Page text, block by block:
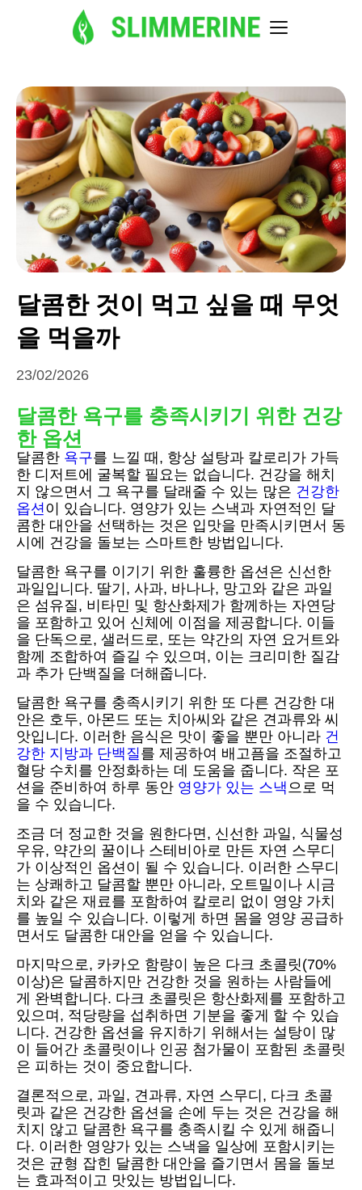
달콤한 것이 먹고 싶을 때 무엇
을 먹을까
23/02/2026
달콤한 욕구를 충족시키기 위한 건강
한 옵션
달콤한 욕구를 느낄 때, 항상 설탕과 칼로리가 가득
한 디저트에 굴복할 필요는 없습니다. 건강을 해치
지 않으면서 그 욕구를 달래줄 수 있는 많은 건강한
옵션이 있습니다. 영양가 있는 스낵과 자연적인 달
콤한 대안을 선택하는 것은 입맛을 만족시키면서 동
시에 건강을 돌보는 스마트한 방법입니다.
달콤한 욕구를 이기기 위한 훌륭한 옵션은 신선한
과일입니다. 딸기, 사과, 바나나, 망고와 같은 과일
은 섬유질, 비타민 및 항산화제가 함께하는 자연당
을 포함하고 있어 신체에 이점을 제공합니다. 이들
을 단독으로, 샐러드로, 또는 약간의 자연 요거트와
함께 조합하여 즐길 수 있으며, 이는 크리미한 질감
과 추가 단백질을 더해줍니다.
달콤한 욕구를 충족시키기 위한 또 다른 건강한 대
안은 호두, 아몬드 또는 치아씨와 같은 견과류와 씨
앗입니다. 이러한 음식은 맛이 좋을 뿐만 아니라 건
강한 지방과 단백질를 제공하여 배고픔을 조절하고
혈당 수치를 안정화하는 데 도움을 줍니다. 작은 포
션을 준비하여 하루 동안 영양가 있는 스낵으로 먹
을 수 있습니다.
조금 더 정교한 것을 원한다면, 신선한 과일, 식물성
우유, 약간의 꿀이나 스테비아로 만든 자연 스무디
가 이상적인 옵션이 될 수 있습니다. 이러한 스무디
는 상쾌하고 달콤할 뿐만 아니라, 오트밀이나 시금
치와 같은 재료를 포함하여 칼로리 없이 영양 가치
를 높일 수 있습니다. 이렇게 하면 몸을 영양 공급하
면서도 달콤한 대안을 얻을 수 있습니다.
마지막으로, 카카오 함량이 높은 다크 초콜릿(70%
이상)은 달콤하지만 건강한 것을 원하는 사람들에
게 완벽합니다. 다크 초콜릿은 항산화제를 포함하고
있으며, 적당량을 섭취하면 기분을 좋게 할 수 있습
니다. 건강한 옵션을 유지하기 위해서는 설탕이 많
이 들어간 초콜릿이나 인공 첨가물이 포함된 초콜릿
은 피하는 것이 중요합니다.
결론적으로, 과일, 견과류, 자연 스무디, 다크 초콜
릿과 같은 건강한 옵션을 손에 두는 것은 건강을 해
치지 않고 달콤한 욕구를 충족시킬 수 있게 해줍니
다. 이러한 영양가 있는 스낵을 일상에 포함시키는
것은 균형 잡힌 달콤한 대안을 즐기면서 몸을 돌보
는 효과적이고 맛있는 방법입니다.